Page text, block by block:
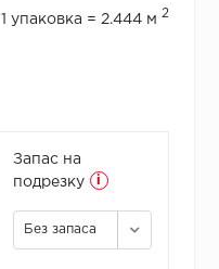
1 упаковка = 2.444 м 2
Запас на
подрезку
i
Без запаса